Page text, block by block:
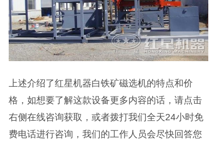
上述介绍了红星机器白铁矿磁选机的特点和价
格，如想要了解这款设备更多内容的话，请点击
右侧在线咨询获取，或者拨打我们全天24小时免
费电话进行咨询，我们的工作人员会尽快回答您